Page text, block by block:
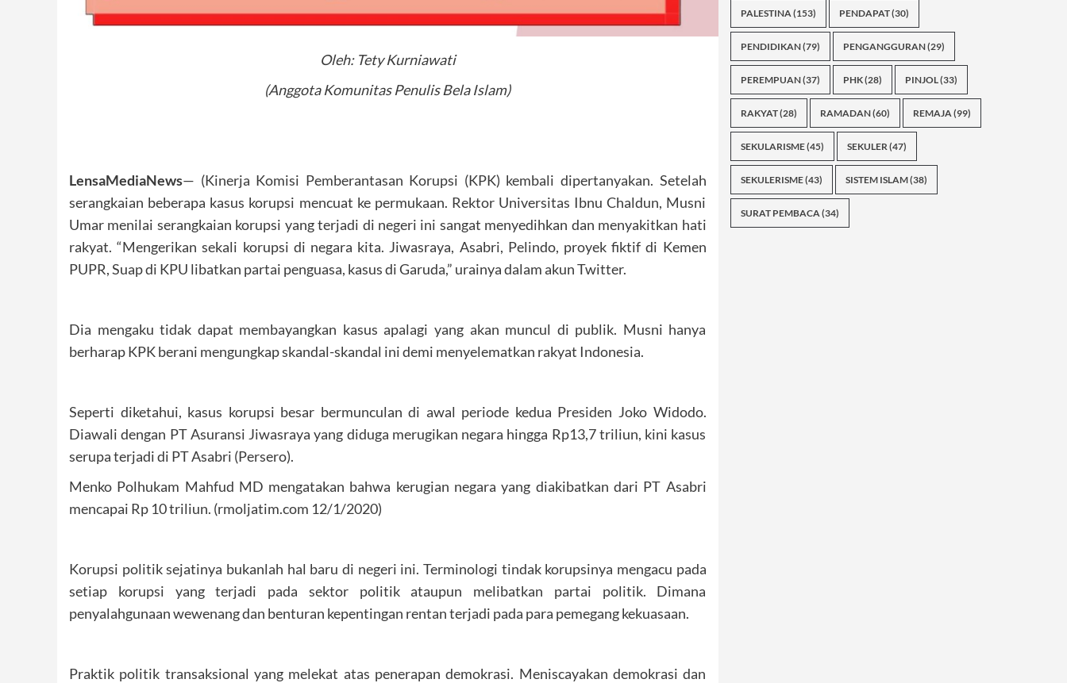
Oleh: Tety Kurniawati
(Anggota Komunitas Penulis Bela Islam)
LensaMediaNews— (Kinerja Komisi Pemberantasan Korupsi (KPK) kembali dipertanyakan. Setelah
serangkaian beberapa kasus korupsi mencuat ke permukaan. Rektor Universitas Ibnu Chaldun, Musni
Umar menilai serangkaian korupsi yang terjadi di negeri ini sangat menyedihkan dan menyakitkan hati
rakyat. “Mengerikan sekali korupsi di negara kita. Jiwasraya, Asabri, Pelindo, proyek fiktif di Kemen
PUPR, Suap di KPU libatkan partai penguasa, kasus di Garuda,” urainya dalam akun Twitter.
Dia mengaku tidak dapat membayangkan kasus apalagi yang akan muncul di publik. Musni hanya
berharap KPK berani mengungkap skandal-skandal ini demi menyelematkan rakyat Indonesia.
Seperti diketahui, kasus korupsi besar bermunculan di awal periode kedua Presiden Joko Widodo.
Diawali dengan PT Asuransi Jiwasraya yang diduga merugikan negara hingga Rp13,7 triliun, kini kasus
serupa terjadi di PT Asabri (Persero).
Menko Polhukam Mahfud MD mengatakan bahwa kerugian negara yang diakibatkan dari PT Asabri
mencapai Rp 10 triliun. (rmoljatim.com 12/1/2020)
Korupsi politik sejatinya bukanlah hal baru di negeri ini. Terminologi tindak korupsinya mengacu pada
setiap korupsi yang terjadi pada sektor politik ataupun melibatkan partai politik. Dimana
penyalahgunaan wewenang dan benturan kepentingan rentan terjadi pada para pemegang kekuasaan.
Praktik politik transaksional yang melekat atas penerapan demokrasi. Meniscayakan demokrasi dan
PALESTINA(153) PENDAPAT(30)
PENDIDIKAN(79) PENGANGGURAN(29)
PEREMPUAN(37) PHK(28) PINJOL(33)
RAKYAT(28) RAMADAN(60) REMAJA(99)
SEKULARISME(45) SEKULER(47)
SEKULERISME(43) SISTEM ISLAM(38)
SURAT PEMBACA(34)